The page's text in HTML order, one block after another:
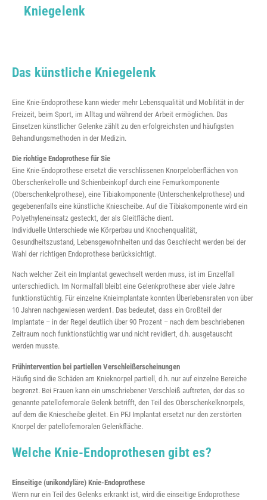
Kniegelenk
Das künstliche Kniegelenk
Eine Knie-Endoprothese kann wieder mehr Lebensqualität und Mobilität in der
Freizeit, beim Sport, im Alltag und während der Arbeit ermöglichen. Das
Einsetzen künstlicher Gelenke zählt zu den erfolgreichsten und häufigsten
Behandlungsmethoden in der Medizin.
Die richtige Endoprothese für Sie
Eine Knie-Endoprothese ersetzt die verschlissenen Knorpeloberflächen von
Oberschenkelrolle und Schienbeinkopf durch eine Femurkomponente
(Oberschenkelprothese), eine Tibiakomponente (Unterschenkelprothese) und
gegebenenfalls eine künstliche Kniescheibe. Auf die Tibiakomponente wird ein
Polyethyleneinsatz gesteckt, der als Gleitfläche dient.
Individuelle Unterschiede wie Körperbau und Knochenqualität,
Gesundheitszustand, Lebensgewohnheiten und das Geschlecht werden bei der
Wahl der richtigen Endoprothese berücksichtigt.
Nach welcher Zeit ein Implantat gewechselt werden muss, ist im Einzelfall
unterschiedlich. Im Normalfall bleibt eine Gelenkprothese aber viele Jahre
funktionstüchtig. Für einzelne Knieimplantate konnten Überlebensraten von über
10 Jahren nachgewiesen werden1. Das bedeutet, dass ein Großteil der
Implantate – in der Regel deutlich über 90 Prozent – nach dem beschriebenen
Zeitraum noch funktionstüchtig war und nicht revidiert, d.h. ausgetauscht
werden musste.
Frühintervention bei partiellen Verschleißerscheinungen
Häufig sind die Schäden am Knieknorpel partiell, d.h. nur auf einzelne Bereiche
begrenzt. Bei Frauen kann ein umschriebener Verschleiß auftreten, der das so
genannte patellofemorale Gelenk betrifft, den Teil des Oberschenkelknorpels,
auf dem die Kniescheibe gleitet. Ein PFJ Implantat ersetzt nur den zerstörten
Knorpel der patellofemoralen Gelenkfläche.
Welche Knie-Endoprothesen gibt es?
Einseitige (unikondyläre) Knie-Endoprothese
Wenn nur ein Teil des Gelenks erkrankt ist, wird die einseitige Endoprothese